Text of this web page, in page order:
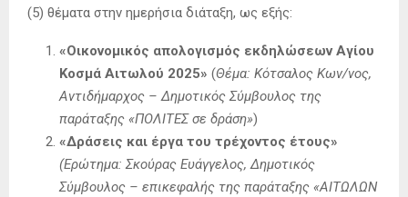
(5) θέματα στην ημερήσια διάταξη, ως εξής:
«Οικονομικός απολογισμός εκδηλώσεων Αγίου
Κοσμά Αιτωλού 2025» (Θέμα: Κότσαλος Κων/νος,
Αντιδήμαρχος – Δημοτικός Σύμβουλος της
παράταξης «ΠΟΛΙΤΕΣ σε δράση»)
«Δράσεις και έργα του τρέχοντος έτους»
(Ερώτημα: Σκούρας Ευάγγελος, Δημοτικός
Σύμβουλος – επικεφαλής της παράταξης «ΑΙΤΩΛΩΝ